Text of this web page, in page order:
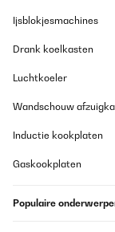
eine Garantie
Ihnen gerne
Wir sind
Ijsblokjesmachines
Drank koelkasten
Luchtkoeler
Wandschouw
Inductie kookplaten
Gaskookplaten
Populaire